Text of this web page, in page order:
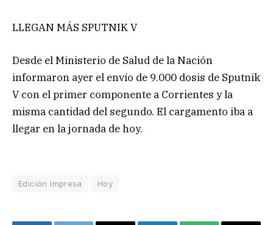
LLEGAN MÁS SPUTNIK V
Desde el Ministerio de Salud de la Nación
informaron ayer el envío de 9.000 dosis de Sputnik
V con el primer componente a Corrientes y la
misma cantidad del segundo. El cargamento iba a
llegar en la jornada de hoy.
Edición Impresa Hoy